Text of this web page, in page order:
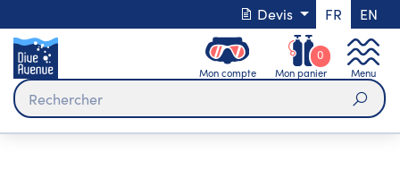
Devis FR EN
Mon compte Mon panier
0
Menu